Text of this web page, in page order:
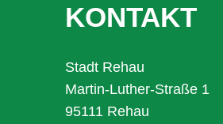
KONTAKT
Stadt Rehau
Martin-Luther-Straße 1
95111 Rehau